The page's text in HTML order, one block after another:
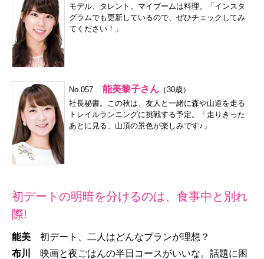
モデル、タレント。マイブームは料理。「 インスタ
グラムでも更新しているので、ぜひチェックしてみ
てください！」
No.057 能美黎子さん （30歳）
社長秘書。この秋は、友人と一緒に森や山道を走る
トレイルランニングに挑戦する予定。「走りきった
あとに見る、山頂の景色が楽しみです♪」
初デートの明暗を分けるのは、食事中と別れ
際!
能美 初デート、二人はどんなプランが理想？
布川
映画と夜ごはんの半日コースがいいな。話題に困